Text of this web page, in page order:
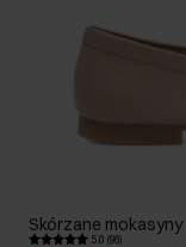
Skórzane
5.0 (96)